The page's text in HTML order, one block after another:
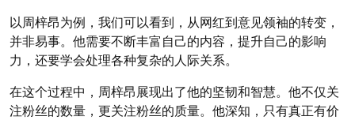
以周梓昂为例，我们可以看到，从网红到意见领袖的转变，
并非易事。他需要不断丰富自己的内容，提升自己的影响
力，还要学会处理各种复杂的人际关系。
在这个过程中，周梓昂展现出了他的坚韧和智慧。他不仅关
注粉丝的数量，更关注粉丝的质量。他深知，只有真正有价